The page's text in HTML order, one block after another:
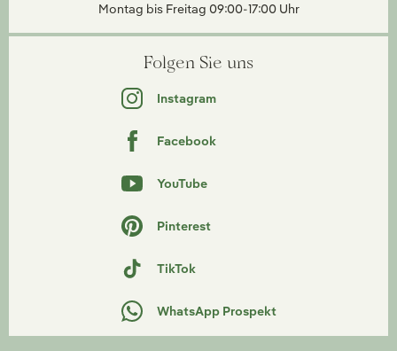
Montag bis Freitag 09:00-17:00 Uhr
Folgen Sie uns
Instagram
Facebook
YouTube
Pinterest
TikTok
WhatsApp Prospekt